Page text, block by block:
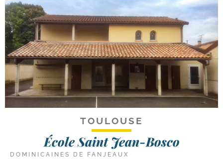
TOULOUSE
École Saint Jean-Bosco
DOMINICAINES DE FANJEAUX